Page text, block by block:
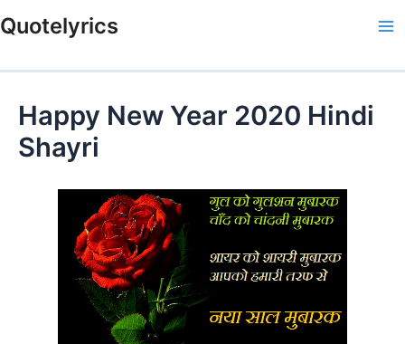
to
Quotelyrics
Happy New Year 2020 Hindi
Shayri